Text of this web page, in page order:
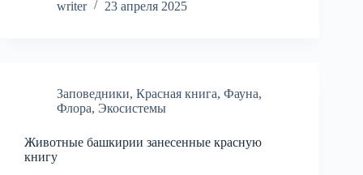
writer
23 апреля 2025
Заповедники, Красная книга, Фауна,
Флора, Экосистемы
Животные башкирии занесенные красную
книгу